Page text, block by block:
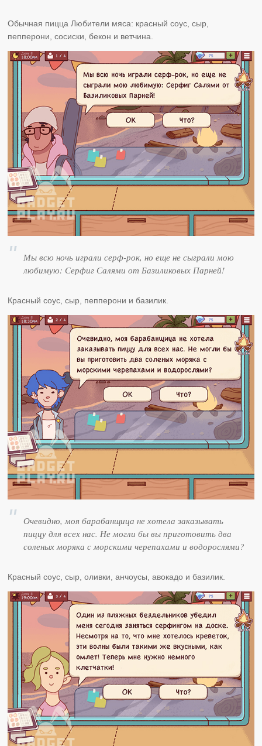
Обычная пицца Любители мяса: красный соус, сыр,
пепперони, сосиски, бекон и ветчина.
Мы всю ночь играли серф-рок, но еще не сыграли мою
любимую: Серфиг Салями от Базиликовых Парней!
Красный соус, сыр, пепперони и базилик.
Очевидно, моя барабанщица не хотела заказывать
пиццу для всех нас. Не могли бы вы приготовить два
соленых моряка с морскими черепахами и водорослями?
Красный соус, сыр, оливки, анчоусы, авокадо и базилик.